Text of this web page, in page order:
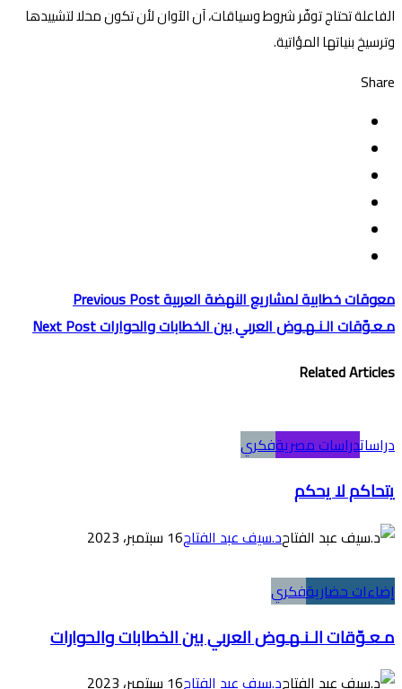
الفاعلة تحتاج توفّر شروط وسياقات، آن الآوان لأن تكون محلا لتشييدها
وترسيخ بنياتها المؤاتية.
Share
معوقات خطابية لمشاريع النهضة العربيةPrevious Post
مـعـوّقات الـنـهـوض العربي بين الخطابات والحواراتNext Post
Related Articles
دراساتدراسات مصريةفكري
يتحاكم لا يحكم
د.سيف عبد الفتاح16 سبتمبر، 2023
إضاءات حضاريةفكري
مـعـوّقات الـنـهـوض العربي بين الخطابات والحوارات
د.سيف عبد الفتاح16 سبتمبر، 2023